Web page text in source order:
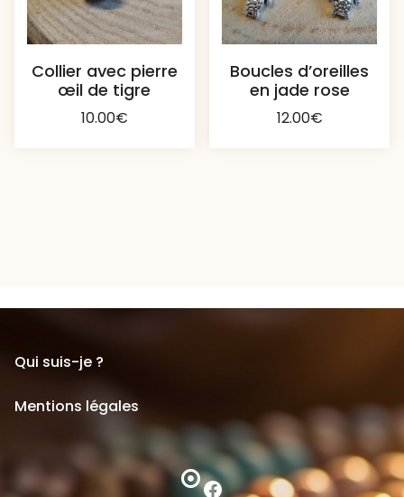
Collier avec pierre
œil de tigre
10.00€
Boucles d’oreilles
en jade rose
12.00€
Qui suis-je ?
Mentions légales
Facebook